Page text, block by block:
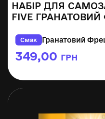
НАБІР ДЛЯ
FIVE
Смак Гранатовий
349,00 ГРН